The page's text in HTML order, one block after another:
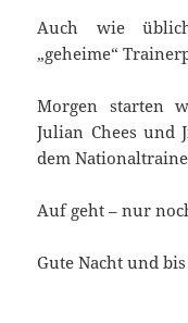
Auch wie
„geheime“
Morgen starten
Julian Chees und
dem
Auf geht – nur
Gute Nacht und